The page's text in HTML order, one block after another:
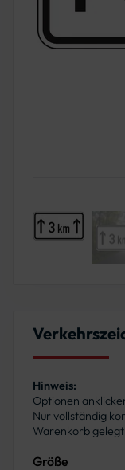
Hinweis:
Optionen
Nur vollständig
Warenkorb gelegt
Größe